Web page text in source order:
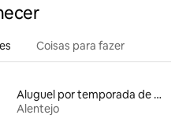
Coisas para fazer
Aluguel por temporada de microcasas
Alentejo